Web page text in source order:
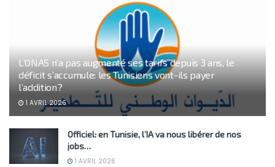
L’ONAS n’a pas augmenté ses tarifs depuis 3 ans, le
déficit s’accumule: les Tunisiens vont-ils payer
l’addition?
1 AVRIL 2026
Officiel: en Tunisie, l’IA va nous libérer de nos
jobs…
1 AVRIL 2026